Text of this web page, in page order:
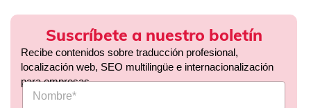
Suscríbete a nuestro boletín
Recibe contenidos sobre traducción profesional,
localización web, SEO multilingüe e internacionalización
para empresas.